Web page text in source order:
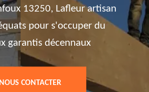
13250, Lafleur artisan
pour s'occuper du
garantis décennaux
NOUS CONTACTER